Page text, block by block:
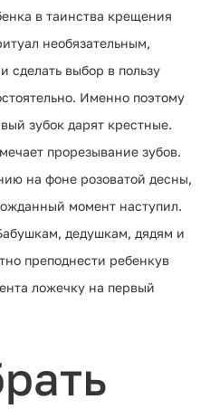
в таинства крещения
необязательным,
сделать выбор в пользу
Именно поэтому
зубок дарят крестные.
прорезывание зубов.
на фоне розоватой десны,
момент наступил.
дедушкам, дядям и
преподнести ребенкув
ложечку на первый